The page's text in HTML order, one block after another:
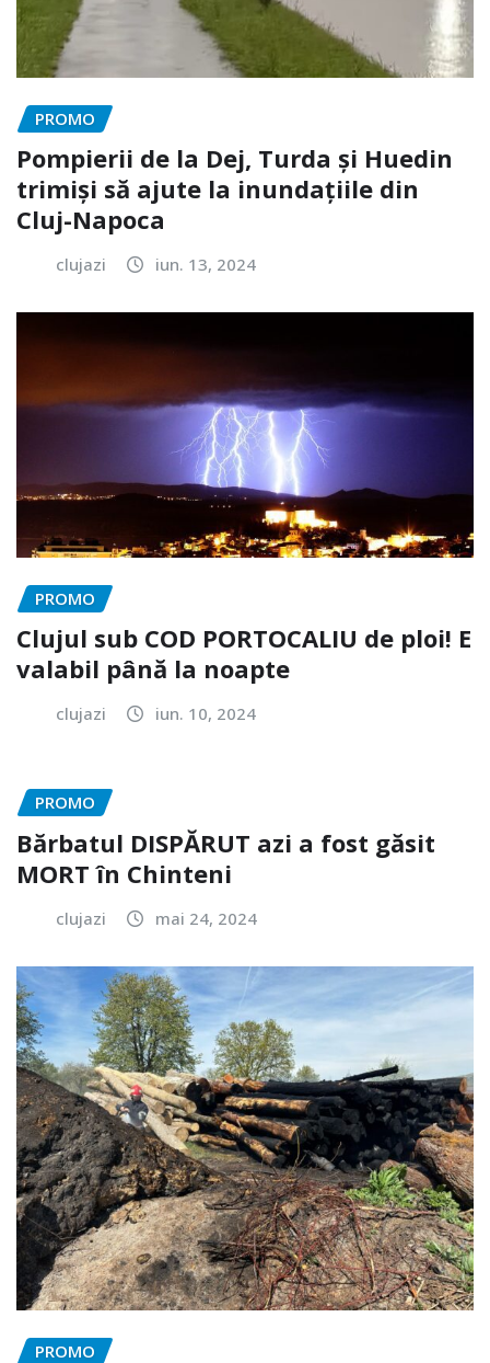
PROMO
Pompierii de la Dej, Turda și Huedin
trimiși să ajute la inundațiile din
Cluj-Napoca
clujazi iun. 13, 2024
PROMO
Clujul sub COD PORTOCALIU de ploi! E
valabil până la noapte
clujazi iun. 10, 2024
PROMO
Bărbatul DISPĂRUT azi a fost găsit
MORT în Chinteni
clujazi mai 24, 2024
PROMO